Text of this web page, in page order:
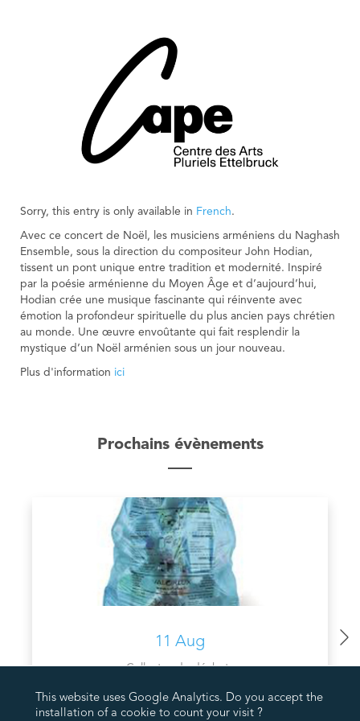
Sorry, this entry is only available in French.
Avec ce concert de Noël, les musiciens arméniens du Naghash
Ensemble, sous la direction du compositeur John Hodian,
tissent un pont unique entre tradition et modernité. Inspiré
par la poésie arménienne du Moyen Âge et d’aujourd’hui,
Hodian crée une musique fascinante qui réinvente avec
émotion la profondeur spirituelle du plus ancien pays chrétien
au monde. Une œuvre envoûtante qui fait resplendir la
mystique d’un Noël arménien sous un jour nouveau.
Plus d'information ici
Prochains évènements
11 Aug
Collectes de déchets
This website uses Google Analytics. Do you accept the
installation of a cookie to count your visit ?